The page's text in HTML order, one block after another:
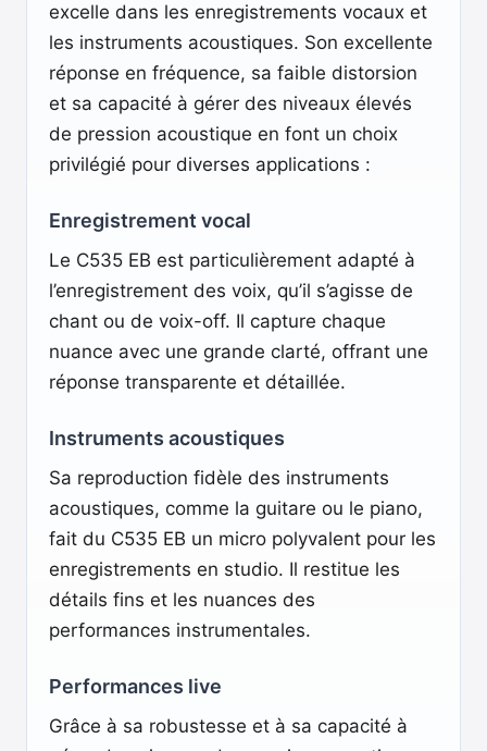
excelle dans les enregistrements vocaux et
les instruments acoustiques. Son excellente
réponse en fréquence, sa faible distorsion
et sa capacité à gérer des niveaux élevés
de pression acoustique en font un choix
privilégié pour diverses applications :
Enregistrement vocal
Le C535 EB est particulièrement adapté à
l’enregistrement des voix, qu’il s’agisse de
chant ou de voix-off. Il capture chaque
nuance avec une grande clarté, offrant une
réponse transparente et détaillée.
Instruments acoustiques
Sa reproduction fidèle des instruments
acoustiques, comme la guitare ou le piano,
fait du C535 EB un micro polyvalent pour les
enregistrements en studio. Il restitue les
détails fins et les nuances des
performances instrumentales.
Performances live
Grâce à sa robustesse et à sa capacité à